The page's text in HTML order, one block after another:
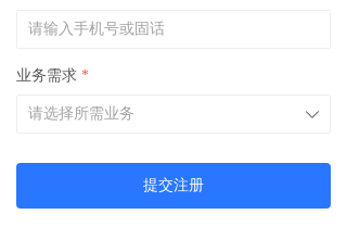
业务需求 *
ꄳ
提交注册